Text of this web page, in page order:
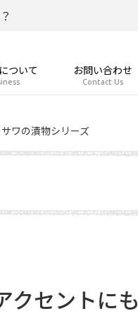
ついて お問い合わせ
Contact Us
ワの漬物シリーズ
クセントにも